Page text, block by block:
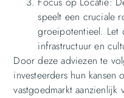
speelt een cruciale
groeipotentieel. Let
infrastructuur en
Door deze adviezen te
investeerders hun kansen
vastgoedmarkt aanzienlijk